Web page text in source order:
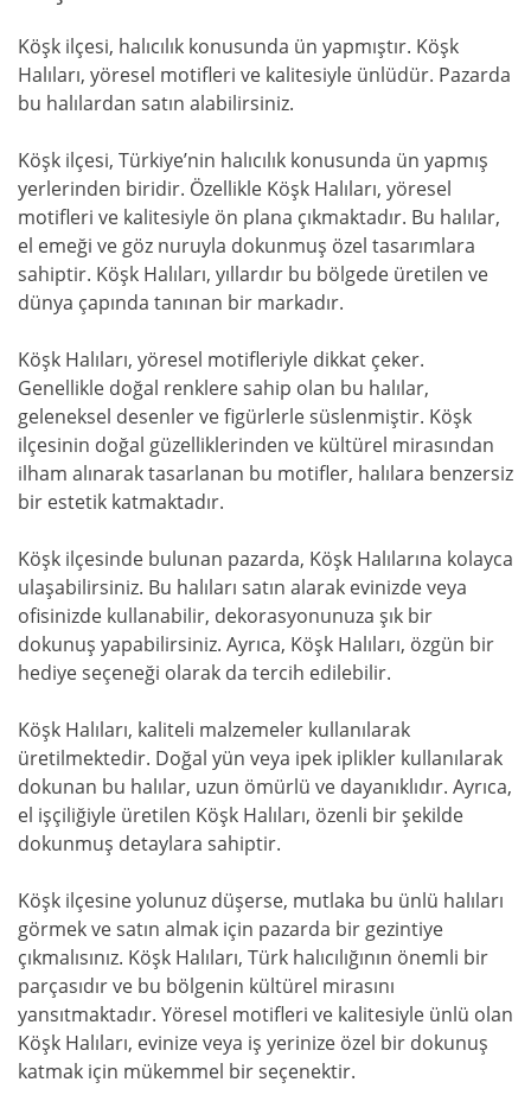
Köşk ilçesi, halıcılık konusunda ün yapmıştır. Köşk
Halıları, yöresel motifleri ve kalitesiyle ünlüdür. Pazarda
bu halılardan satın alabilirsiniz.
Köşk ilçesi, Türkiye’nin halıcılık konusunda ün yapmış
yerlerinden biridir. Özellikle Köşk Halıları, yöresel
motifleri ve kalitesiyle ön plana çıkmaktadır. Bu halılar,
el emeği ve göz nuruyla dokunmuş özel tasarımlara
sahiptir. Köşk Halıları, yıllardır bu bölgede üretilen ve
dünya çapında tanınan bir markadır.
Köşk Halıları, yöresel motifleriyle dikkat çeker.
Genellikle doğal renklere sahip olan bu halılar,
geleneksel desenler ve figürlerle süslenmiştir. Köşk
ilçesinin doğal güzelliklerinden ve kültürel mirasından
ilham alınarak tasarlanan bu motifler, halılara benzersiz
bir estetik katmaktadır.
Köşk ilçesinde bulunan pazarda, Köşk Halılarına kolayca
ulaşabilirsiniz. Bu halıları satın alarak evinizde veya
ofisinizde kullanabilir, dekorasyonunuza şık bir
dokunuş yapabilirsiniz. Ayrıca, Köşk Halıları, özgün bir
hediye seçeneği olarak da tercih edilebilir.
Köşk Halıları, kaliteli malzemeler kullanılarak
üretilmektedir. Doğal yün veya ipek iplikler kullanılarak
dokunan bu halılar, uzun ömürlü ve dayanıklıdır. Ayrıca,
el işçiliğiyle üretilen Köşk Halıları, özenli bir şekilde
dokunmuş detaylara sahiptir.
Köşk ilçesine yolunuz düşerse, mutlaka bu ünlü halıları
görmek ve satın almak için pazarda bir gezintiye
çıkmalısınız. Köşk Halıları, Türk halıcılığının önemli bir
parçasıdır ve bu bölgenin kültürel mirasını
yansıtmaktadır. Yöresel motifleri ve kalitesiyle ünlü olan
Köşk Halıları, evinize veya iş yerinize özel bir dokunuş
katmak için mükemmel bir seçenektir.